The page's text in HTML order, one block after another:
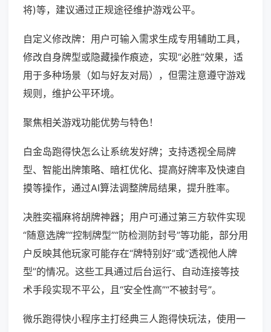
将)等，建议通过正规途径维护游戏公平。
自定义修改牌：用户可输入需求生成专用辅助工具，
修改自身牌型或隐藏操作痕迹，实现“必胜”效果，适
用于多种场景（如与好友对局），但需注意遵守游戏
规则，维护公平环境。
聚焦相关游戏功能优势与特色！
白金岛跑得快怎么让系统发好牌；支持透视全局牌
型、智能出牌策略、暗杠优化、提高好牌率及快速自
摸等操作，通过AI算法调整牌局结果，提升胜率。
决胜奕福麻将胡牌神器；用户可通过第三方软件实现
“随意选牌”“控制牌型”“防检测防封号”等功能，部分用
户反映其他玩家可能存在“牌特别好”或“透视他人牌
型”的情况。这些工具通过后台运行、自动连接等技
术手段实现不平公，且“安全性高”“不被封号”。
微乐跑得快小程序主打经典三人跑得快玩法，使用一